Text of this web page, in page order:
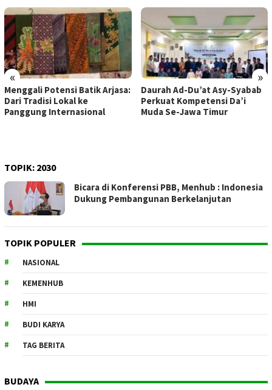
« »
Menggali Potensi Batik Arjasa:
Dari Tradisi Lokal ke
Panggung Internasional
Daurah Ad-Du’at Asy-Syabab
Perkuat Kompetensi Da’i
Muda Se-Jawa Timur
TOPIK: 2030
Bicara di Konferensi PBB, Menhub : Indonesia
Dukung Pembangunan Berkelanjutan
TOPIK POPULER
NASIONAL
KEMENHUB
HMI
BUDI KARYA
TAG BERITA
BUDAYA